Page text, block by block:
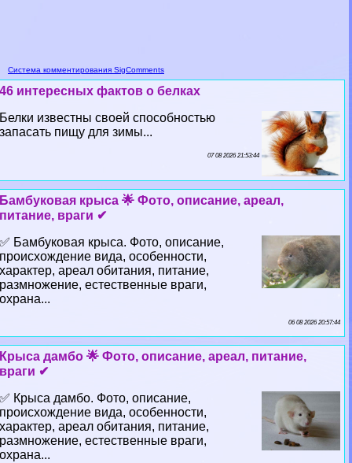
Система комментирования SigComments
46 интересных фактов о белках
Белки известны своей способностью
запасать пищу для зимы...
07 08 2026 21:53:44
Бамбуковая крыса 🌟 Фото, описание, ареал,
питание, враги ✔
✅ Бамбуковая крыса. Фото, описание,
происхождение вида, особенности,
хаpaктер, ареал обитания, питание,
размножение, естественные враги,
охрана...
06 08 2026 20:57:44
Крыса дамбо 🌟 Фото, описание, ареал, питание,
враги ✔
✅ Крыса дамбо. Фото, описание,
происхождение вида, особенности,
хаpaктер, ареал обитания, питание,
размножение, естественные враги,
охрана...